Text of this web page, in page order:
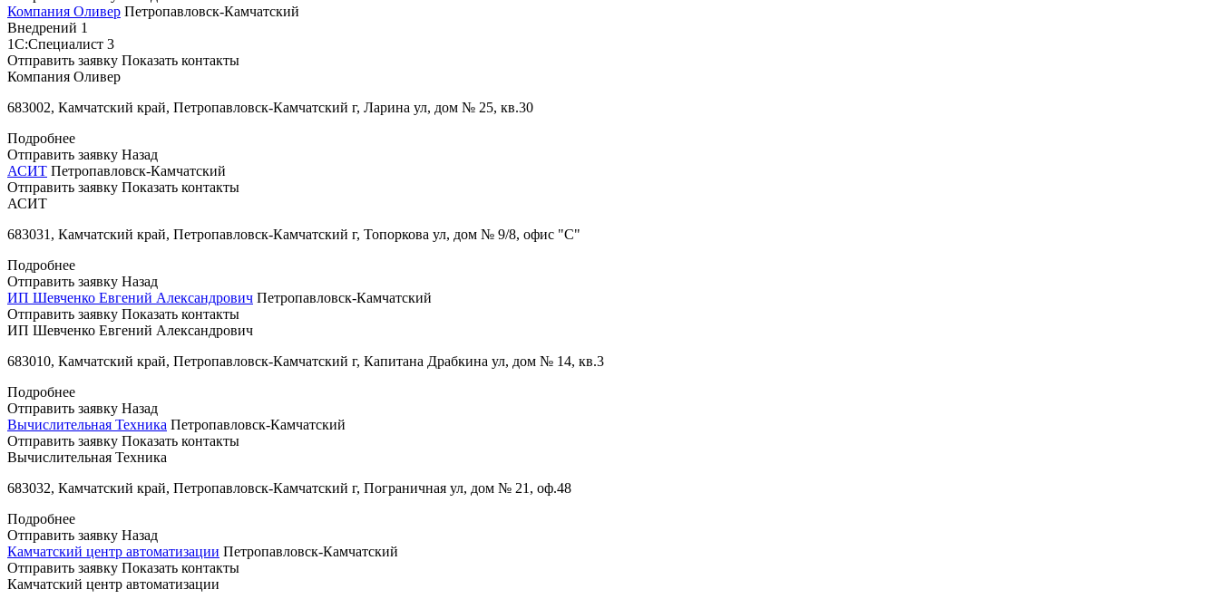
Компания Оливер Петропавловск-Камчатский
Внедрений 1
1С:Специалист 3
Отправить заявку Показать контакты
Компания Оливер
683002, Камчатский край, Петропавловск-Камчатский г, Ларина ул, дом № 25, кв.30
Подробнее
Отправить заявку Назад
АСИТ Петропавловск-Камчатский
Отправить заявку Показать контакты
АСИТ
683031, Камчатский край, Петропавловск-Камчатский г, Топоркова ул, дом № 9/8, офис "С"
Подробнее
Отправить заявку Назад
ИП Шевченко Евгений Александрович Петропавловск-Камчатский
Отправить заявку Показать контакты
ИП Шевченко Евгений Александрович
683010, Камчатский край, Петропавловск-Камчатский г, Капитана Драбкина ул, дом № 14, кв.3
Подробнее
Отправить заявку Назад
Вычислительная Техника Петропавловск-Камчатский
Отправить заявку Показать контакты
Вычислительная Техника
683032, Камчатский край, Петропавловск-Камчатский г, Пограничная ул, дом № 21, оф.48
Подробнее
Отправить заявку Назад
Камчатский центр автоматизации Петропавловск-Камчатский
Отправить заявку Показать контакты
Камчатский центр автоматизации